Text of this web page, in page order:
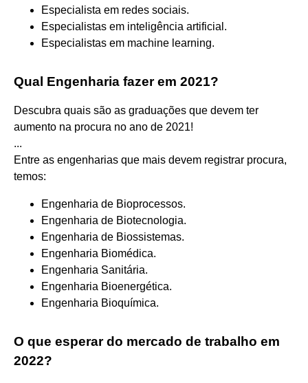
Especialista em redes sociais.
Especialistas em inteligência artificial.
Especialistas em machine learning.
Qual Engenharia fazer em 2021?
Descubra quais são as graduações que devem ter
aumento na procura no ano de 2021!
...
Entre as engenharias que mais devem registrar procura,
temos:
Engenharia de Bioprocessos.
Engenharia de Biotecnologia.
Engenharia de Biossistemas.
Engenharia Biomédica.
Engenharia Sanitária.
Engenharia Bioenergética.
Engenharia Bioquímica.
O que esperar do mercado de trabalho em
2022?